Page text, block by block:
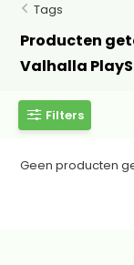
Tags
Producten
Valhalla
Filters
Geen producten